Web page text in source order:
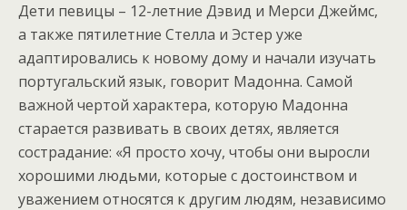
Дети певицы – 12-летние Дэвид и Мерси Джеймс,
а также пятилетние Стелла и Эстер уже
адаптировались к новому дому и начали изучать
португальский язык, говорит Мадонна. Самой
важной чертой характера, которую Мадонна
старается развивать в своих детях, является
сострадание: «Я просто хочу, чтобы они выросли
хорошими людьми, которые с достоинством и
уважением относятся к другим людям, независимо